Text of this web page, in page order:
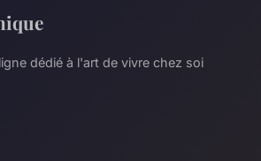
dédié à l'art de vivre chez soi